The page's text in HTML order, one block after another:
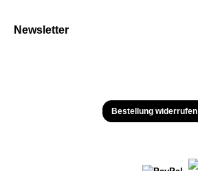
Newsletter
Bestellung widerrufen